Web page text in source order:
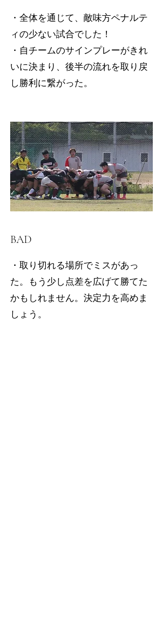
・全体を通じて、敵味方ペナルテ
ィの少ない試合でした！
​・自チームのサインプレーがきれ
いに決まり、後半の流れを取り戻
し勝利に繋がった。
BAD
・取り切れる場所でミスがあっ
た。もう少し点差を広げて勝てた
かもしれません。決定力を高めま
しょう。